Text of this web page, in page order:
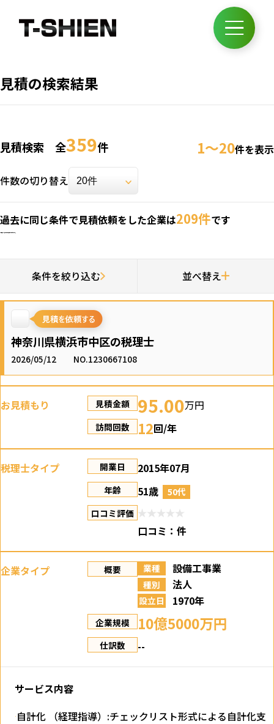
見積の検索結果
見積検索 全359件 1～20件を表示
件数の切り替え
過去に同じ条件で見積依頼をした企業は209件です
条件を絞り込む 並べ替え
神奈川県横浜市中区の税理士
2026/05/12 NO.1230667108
お見積もり 見積金額 95.00万円
訪問回数 12回/年
税理士タイプ 開業日 2015年07月
年齢 51歳
50代
口コミ評価
口コミ：件
企業タイプ 概要 業種 設備工事業
種別 法人
設立日 1970年
企業規模 10億5000万円
仕訳数 --
サービス内容
自計化 （経理指導）:チェックリスト形式による自計化支